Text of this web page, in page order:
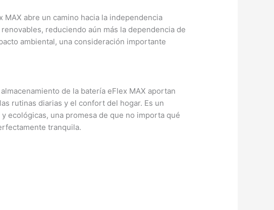
abre un camino hacia la independencia
reduciendo aún más la dependencia de
ambiental, una consideración importante
de la batería eFlex MAX aportan
rutinas diarias y el confort del hogar. Es un
ecológicas, una promesa de que no importa qué
tranquila.